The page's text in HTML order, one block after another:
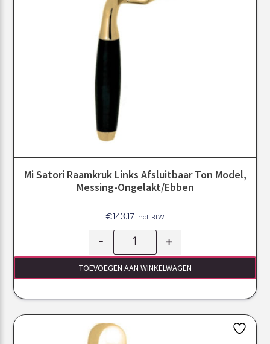
Mi Satori Raamkruk Links Afsluitbaar Ton Model,
Messing-Ongelakt/ebben
€143.17 Incl. BTW
- +
TOEVOEGEN AAN WINKELWAGEN